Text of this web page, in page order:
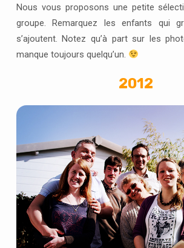
Nous vous proposons une petite
groupe. Remarquez les enfants qui
s’ajoutent. Notez qu’à part sur les
manque toujours quelqu’un.
2012